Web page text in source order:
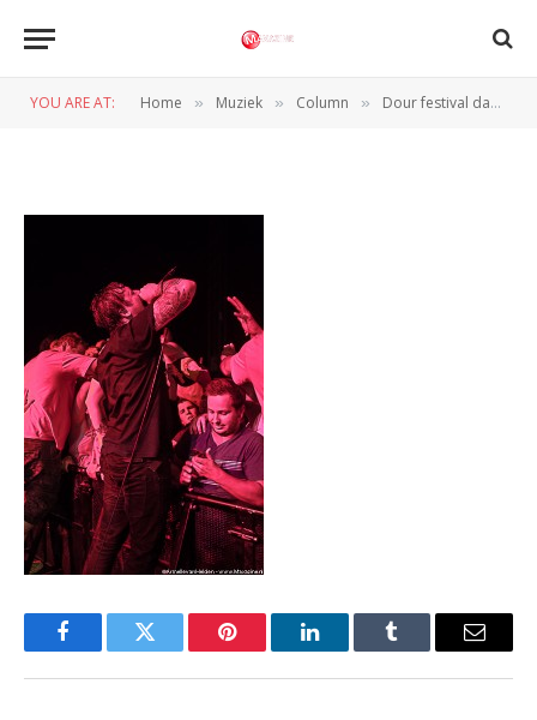
YOU ARE AT: Home » Muziek » Column » Dour festival dag 3 (Dour – Belgie, 18 t/m 21-7-2013)
FacebookTwitter Pinterest LinkedInTumblr Email